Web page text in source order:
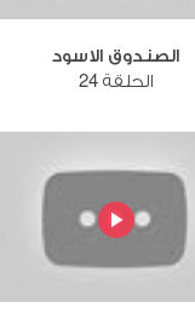
الصندوق الاسود
الحلقة 24